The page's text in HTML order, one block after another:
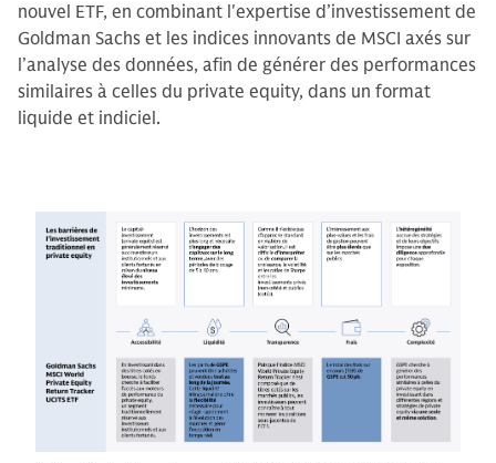
nouvel ETF, en combinant l'expertise d’investissement de
Goldman Sachs et les indices innovants de MSCI axés sur
l’analyse des données, afin de générer des performances
similaires à celles du private equity, dans un format
liquide et indiciel.